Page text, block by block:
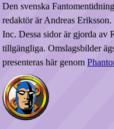
Den svenska
redaktör är Andreas
Inc. Dessa sidor är gjorda av
tillgängliga. Omslagsbilder
presenteras här genom